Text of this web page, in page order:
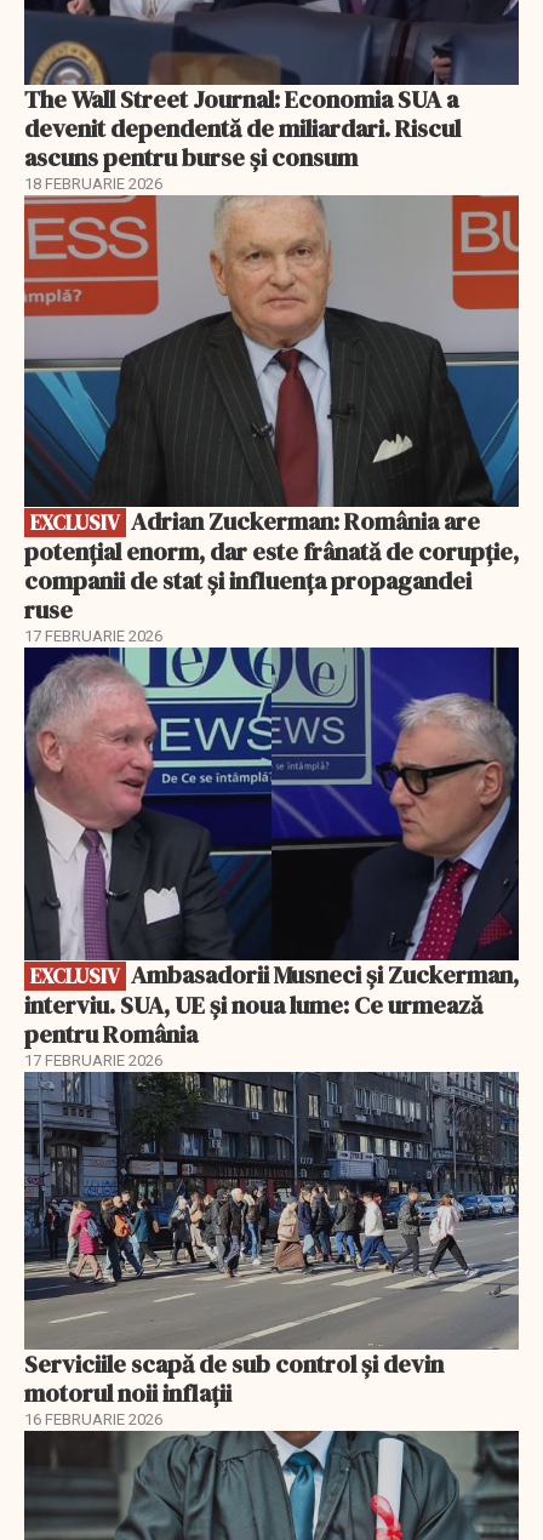
The Wall Street Journal: Economia SUA a
devenit dependentă de miliardari. Riscul
ascuns pentru burse și consum
18 FEBRUARIE 2026
EXCLUSIV
EXCLUSIV
potențial enorm, dar este frânată de corupție,
companii de stat și influența propagandei
ruse
17 FEBRUARIE 2026
EXCLUSIV
EXCLUSIV
interviu. SUA, UE și noua lume: Ce urmează
pentru România
17 FEBRUARIE 2026
Serviciile scapă de sub control și devin
motorul noii inflații
16 FEBRUARIE 2026